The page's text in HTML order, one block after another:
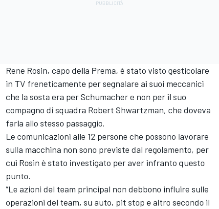
Rene Rosin, capo della Prema, è stato visto gesticolare
in TV freneticamente per segnalare ai suoi meccanici
che la sosta era per Schumacher e non per il suo
compagno di squadra Robert Shwartzman, che doveva
farla allo stesso passaggio.
Le comunicazioni alle 12 persone che possono lavorare
sulla macchina non sono previste dal regolamento, per
cui Rosin è stato investigato per aver infranto questo
punto.
“Le azioni del team principal non debbono influire sulle
operazioni del team, su auto, pit stop e altro secondo il